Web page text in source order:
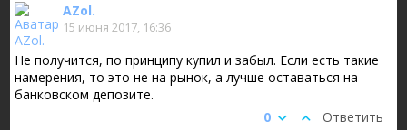
AZol.
15 июня 2017, 16:36
Не получится, по принципу купил и забыл. Если есть такие
намерения, то это не на рынок, а лучше оставаться на
банковском депозите.
Ответить
0